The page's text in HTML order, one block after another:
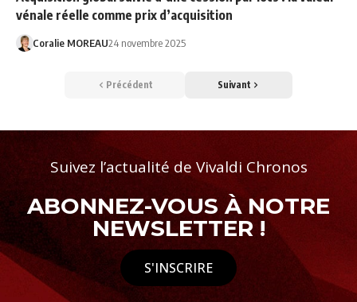
vénale réelle comme prix d’acquisition
Coralie MOREAU24 novembre 2025
Précédent Suivant
Suivez l’actualité de Vivaldi Chronos
ABONNEZ-VOUS À NOTRE
NEWSLETTER !
S'INSCRIRE